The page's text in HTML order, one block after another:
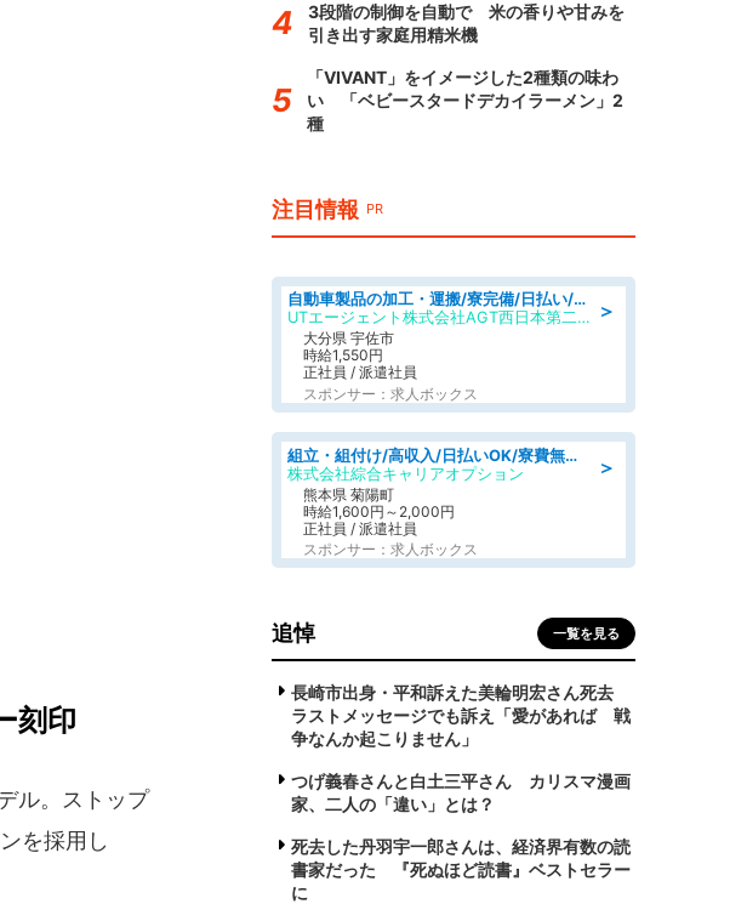
刻印
ル。ストップ
を採用し
3段階の制御を自動で 米の香りや甘みを
引き出す家庭用精米機
「VIVANT」をイメージした2種類の味わ
い 「ベビースタードデカイラーメン」2
種
注目情報 PR
＞
自動車製品の加工・運搬/寮完備/日払い/工場・製造
UTエージェント株式会社AGT西日本第二CU
大分県 宇佐市
時給1,550円
正社員 / 派遣社員
スポンサー：求人ボックス
＞
組立・組付け/高収入/日払いOK/寮費無料/交替制/20・30・40代活躍中
株式会社綜合キャリアオプション
熊本県 菊陽町
時給1,600円～2,000円
正社員 / 派遣社員
スポンサー：求人ボックス
追悼 一覧を見る
長崎市出身・平和訴えた美輪明宏さん死去
ラストメッセージでも訴え「愛があれば 戦
争なんか起こりません」
つげ義春さんと白土三平さん カリスマ漫画
家、二人の「違い」とは？
死去した丹羽宇一郎さんは、経済界有数の読
書家だった 『死ぬほど読書』ベストセラー
に